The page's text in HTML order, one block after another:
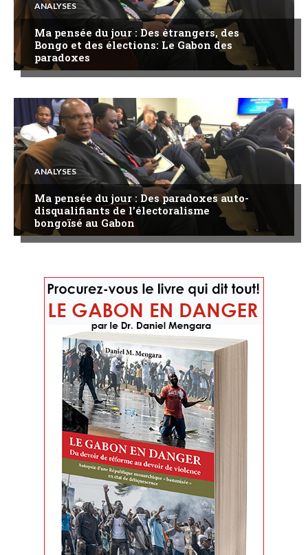
ANALYSES
Ma pensée du jour : Des étrangers, des
Bongo et des élections: Le Gabon des
paradoxes
ANALYSES
Ma pensée du jour : Des paradoxes auto-
disqualifiants de l’électoralisme
bongoïsé au Gabon